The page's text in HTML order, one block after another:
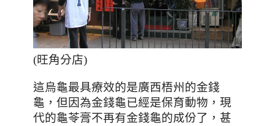
(旺角分店)
這烏龜最具療效的是廣西梧州的金錢
龜，但 因為金錢龜已經是保育動物，現
代的龜苓膏不再有金錢龜的成份了，甚